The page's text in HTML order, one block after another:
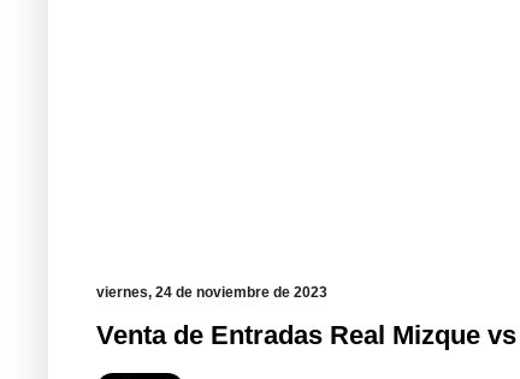
viernes, 24 de noviembre de 2023
Venta de Entradas Real Mizque